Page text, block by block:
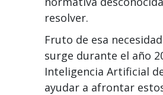
resolver.
Fruto de esa
surge durante el año
Inteligencia Artificial
ayudar a afrontar